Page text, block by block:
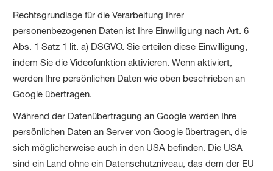
Rechtsgrundlage für die Verarbeitung Ihrer
personenbezogenen Daten ist Ihre Einwilligung nach Art. 6
Abs. 1 Satz 1 lit. a) DSGVO. Sie erteilen diese Einwilligung,
indem Sie die Videofunktion aktivieren. Wenn aktiviert,
werden Ihre persönlichen Daten wie oben beschrieben an
Google übertragen.
Während der Datenübertragung an Google werden Ihre
persönlichen Daten an Server von Google übertragen, die
sich möglicherweise auch in den USA befinden. Die USA
sind ein Land ohne ein Datenschutzniveau, das dem der EU